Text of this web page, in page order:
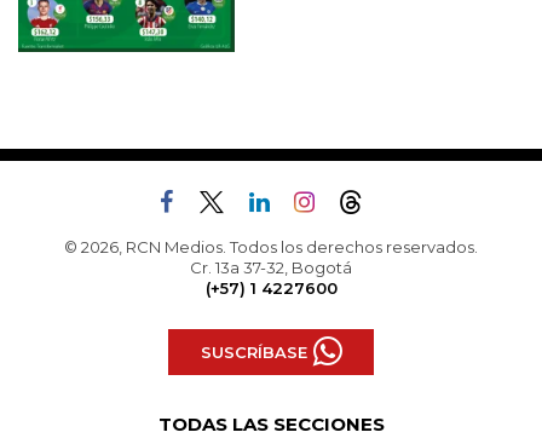
© 2026, RCN Medios. Todos los derechos reservados.
Cr. 13a 37-32, Bogotá
(+57) 1 4227600
SUSCRÍBASE
TODAS LAS SECCIONES